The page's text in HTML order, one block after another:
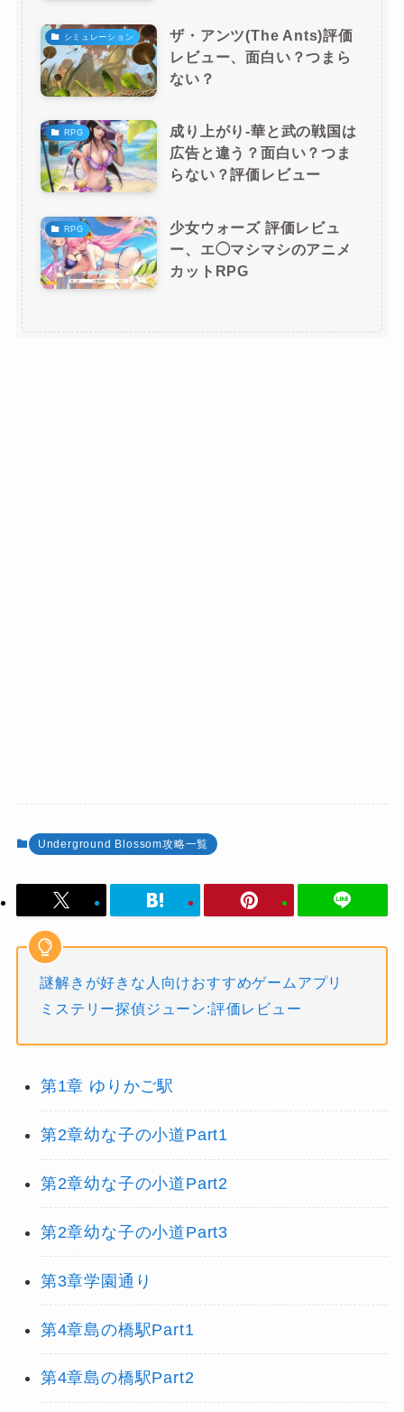
シミュレーション
ザ・アンツ(The Ants)評価
レビュー、面白い？つまら
ない？
RPG
成り上がり-華と武の戦国は
広告と違う？面白い？つま
らない？評価レビュー
RPG
少女ウォーズ 評価レビュ
ー、エ◯マシマシのアニメ
カットRPG
Underground Blossom攻略一覧
謎解きが好きな人向けおすすめゲームアプリ
ミステリー探偵ジューン:評価レビュー
第1章 ゆりかご駅
第2章幼な子の小道Part1
第2章幼な子の小道Part2
第2章幼な子の小道Part3
第3章学園通り
第4章島の橋駅Part1
第4章島の橋駅Part2